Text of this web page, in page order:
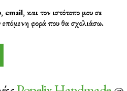
και τον ιστότοπο μου σε
φορά που θα σχολιάσω.